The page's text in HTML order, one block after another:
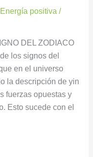
Energía positiva /
DEL ZODIACO
los signos del
en el universo
la descripción de yin
fuerzas opuestas y
Esto sucede con el